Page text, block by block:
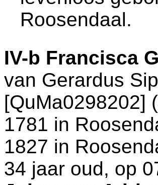
Roosendaal.
IV-b Francisca
van Gerardus
[QuMa0298202]
1781 in
1827 in
34 jaar oud, op